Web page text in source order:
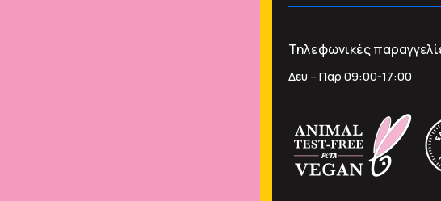
Τηλεφωνικές
Δευ – Παρ 09:00-17:00